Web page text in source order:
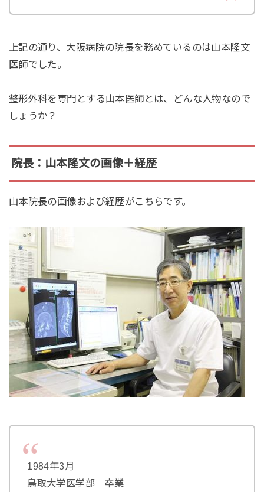
上記の通り、大阪病院の院長を務めているのは山本隆文
医師でした。
整形外科を専門とする山本医師とは、どんな人物なので
しょうか？
院長：山本隆文の画像＋経歴
山本院長の画像および経歴がこちらです。
1984年3月
鳥取大学医学部 卒業